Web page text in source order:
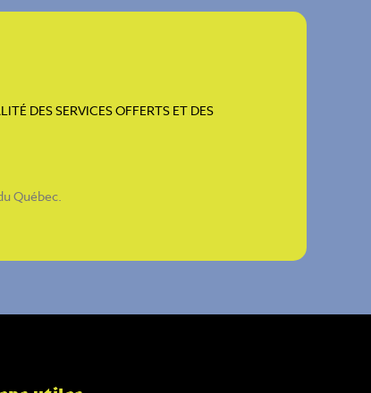
DES SERVICES OFFERTS ET DES
Québec.